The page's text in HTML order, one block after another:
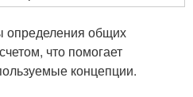
определения общих
что помогает
концепции.